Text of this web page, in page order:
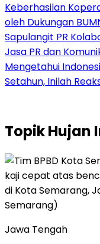
Keberhasilan
oleh Dukungan
Sapulangit PR
Jasa PR dan
Mengetahui
Setahun, Inilah
TopikHujan
Jawa Tengah